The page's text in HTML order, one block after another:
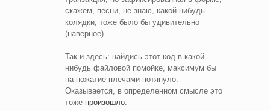
скажем, песни, не знаю, какой-нибудь
колядки, тоже было бы удивительно
(наверное).
Так и здесь: найдись этот код в какой-
нибудь файловой помойке, максимум бы
на пожатие плечами потянуло.
Оказывается, в определенном смысле это
тоже произошло